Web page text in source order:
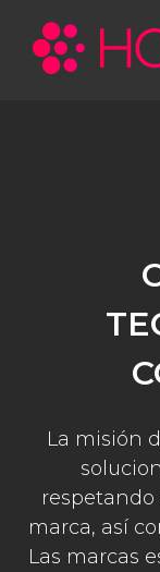
La misión
respetando
marca, así
Las marcas